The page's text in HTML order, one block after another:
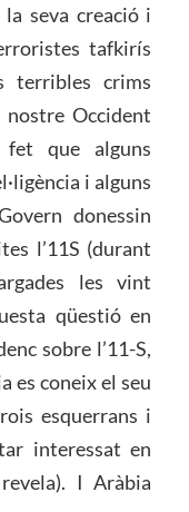
seva creació i
tafkirís
terribles crims
Occident
que alguns
i alguns
donessin
l’11S (durant
les vint
qüestió en
sobre l’11-S,
es coneix el seu
esquerrans i
interessat en
I Aràbia